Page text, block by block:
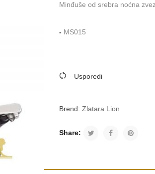
Minđuše od srebra noćna
- MS015
Usporedi
Brend:Zlatara Lion
Share: